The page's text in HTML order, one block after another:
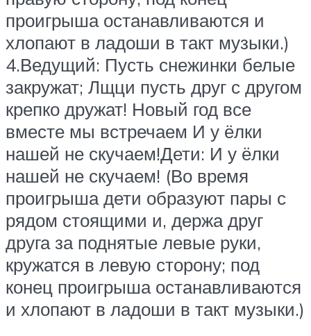
проигрыша останавливаются и
хлопают в ладоши в такт музыки.)
4.Ведущий: Пусть снежинки белые
закружат; Лщци пусть друг с другом
крепко дружат! Новый год все
вместе мы встречаем И у ёлки
нашей не скучаем!Дети: И у ёлки
нашей не скучаем! (Во время
проигрыша дети образуют пары с
рядом стоящими и, держа друг
друга за поднятые левые руки,
кружатся в левую сторону; под
конец проигрыша останавливаются
и хлопают в ладоши в такт музыки.)